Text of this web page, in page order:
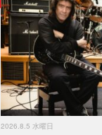
2026.8.5 水曜日